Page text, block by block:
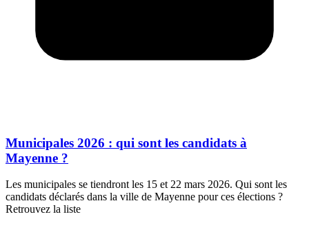
Municipales 2026 : qui sont les candidats à
Mayenne ?
Les municipales se tiendront les 15 et 22 mars 2026. Qui sont les
candidats déclarés dans la ville de Mayenne pour ces élections ?
Retrouvez la liste